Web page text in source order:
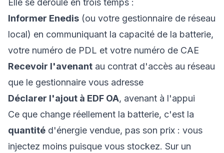
Elle se déroule en trois temps :
Informer Enedis (ou votre gestionnaire de réseau
local) en communiquant la capacité de la batterie,
votre numéro de PDL et votre numéro de CAE
Recevoir l'avenant au contrat d'accès au réseau
que le gestionnaire vous adresse
Déclarer l'ajout à EDF OA, avenant à l'appui
Ce que change réellement la batterie, c'est la
quantité d'énergie vendue, pas son prix : vous
injectez moins puisque vous stockez. Sur un